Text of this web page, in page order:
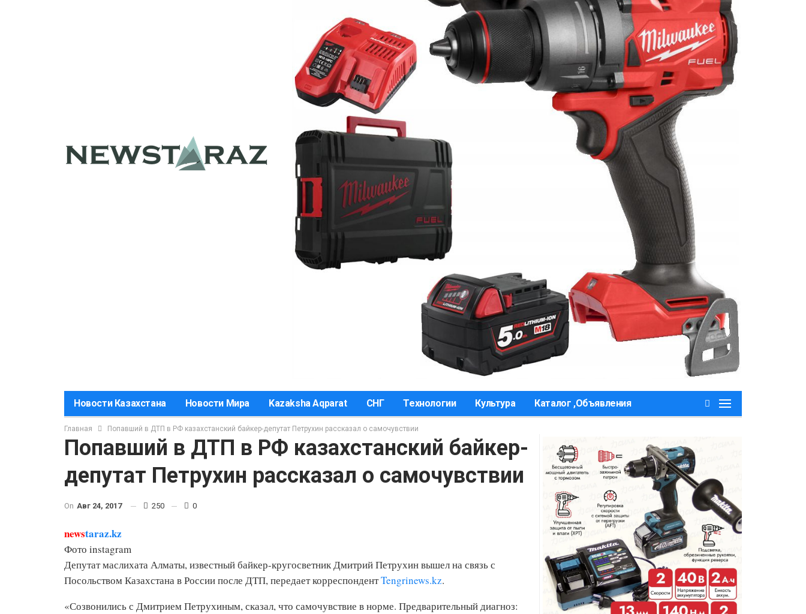
Новости Казахстана Новости Мира Kazaksha Aqparat СНГ Технологии Культура Каталог ,Объявления
Главная Попавший в ДТП в РФ казахстанский байкер-депутат Петрухин рассказал о самочувствии
Попавший в ДТП в РФ казахстанский байкер-
депутат Петрухин рассказал о самочувствии
On Авг 24, 2017 250 0
newstaraz.kz
Фото instagram
Депутат маслихата Алматы, известный байкер-кругосветник Дмитрий Петрухин вышел на связь с
Посольством Казахстана в России после ДТП, передает корреспондентTengrinews.kz.
«Созвонились с Дмитрием Петрухиным, сказал, что самочувствие в норме. Предварительный диагноз: